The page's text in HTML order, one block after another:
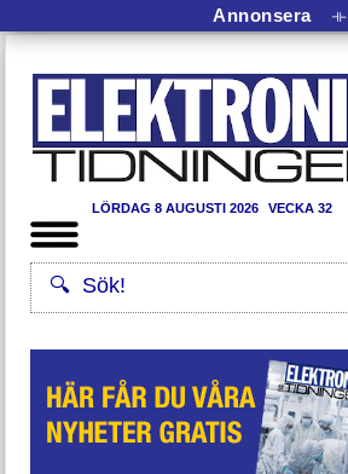
Annonsera ⟛
LÖRDAG 8 AUGUSTI 2026 VECKA 32